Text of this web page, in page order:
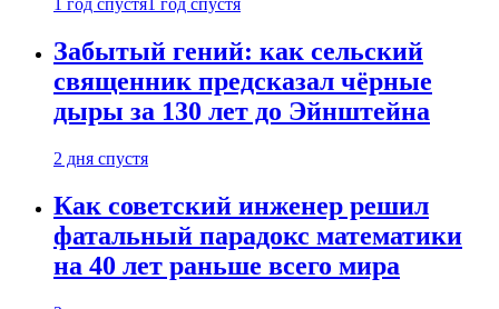
1 год спустя 1 год спустя
Забытый гений: как сельский
священник предсказал чёрные
дыры за 130 лет до Эйнштейна
2 дня спустя
Как советский инженер решил
фатальный парадокс математики
на 40 лет раньше всего мира